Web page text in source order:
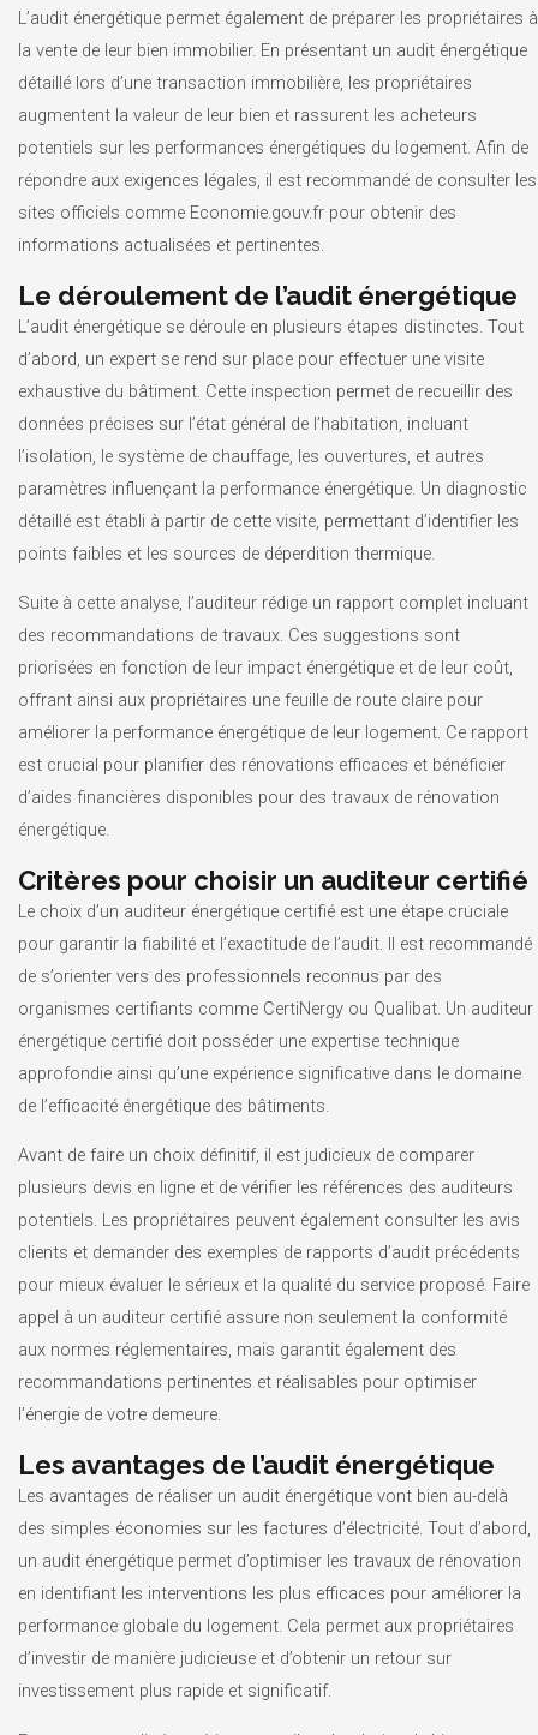
L’audit énergétique permet également de préparer les propriétaires à
la vente de leur bien immobilier. En présentant un audit énergétique
détaillé lors d’une transaction immobilière, les propriétaires
augmentent la valeur de leur bien et rassurent les acheteurs
potentiels sur les performances énergétiques du logement. Afin de
répondre aux exigences légales, il est recommandé de consulter les
sites officiels comme Economie.gouv.fr pour obtenir des
informations actualisées et pertinentes.
Le déroulement de l’audit énergétique
L’audit énergétique se déroule en plusieurs étapes distinctes. Tout
d’abord, un expert se rend sur place pour effectuer une visite
exhaustive du bâtiment. Cette inspection permet de recueillir des
données précises sur l’état général de l’habitation, incluant
l’isolation, le système de chauffage, les ouvertures, et autres
paramètres influençant la performance énergétique. Un diagnostic
détaillé est établi à partir de cette visite, permettant d’identifier les
points faibles et les sources de déperdition thermique.
Suite à cette analyse, l’auditeur rédige un rapport complet incluant
des recommandations de travaux. Ces suggestions sont
priorisées en fonction de leur impact énergétique et de leur coût,
offrant ainsi aux propriétaires une feuille de route claire pour
améliorer la performance énergétique de leur logement. Ce rapport
est crucial pour planifier des rénovations efficaces et bénéficier
d’aides financières disponibles pour des travaux de rénovation
énergétique.
Critères pour choisir un auditeur certifié
Le choix d’un auditeur énergétique certifié est une étape cruciale
pour garantir la fiabilité et l’exactitude de l’audit. Il est recommandé
de s’orienter vers des professionnels reconnus par des
organismes certifiants comme CertiNergy ou Qualibat. Un auditeur
énergétique certifié doit posséder une expertise technique
approfondie ainsi qu’une expérience significative dans le domaine
de l’efficacité énergétique des bâtiments.
Avant de faire un choix définitif, il est judicieux de comparer
plusieurs devis en ligne et de vérifier les références des auditeurs
potentiels. Les propriétaires peuvent également consulter les avis
clients et demander des exemples de rapports d’audit précédents
pour mieux évaluer le sérieux et la qualité du service proposé. Faire
appel à un auditeur certifié assure non seulement la conformité
aux normes réglementaires, mais garantit également des
recommandations pertinentes et réalisables pour optimiser
l’énergie de votre demeure.
Les avantages de l’audit énergétique
Les avantages de réaliser un audit énergétique vont bien au-delà
des simples économies sur les factures d’électricité. Tout d’abord,
un audit énergétique permet d’optimiser les travaux de rénovation
en identifiant les interventions les plus efficaces pour améliorer la
performance globale du logement. Cela permet aux propriétaires
d’investir de manière judicieuse et d’obtenir un retour sur
investissement plus rapide et significatif.